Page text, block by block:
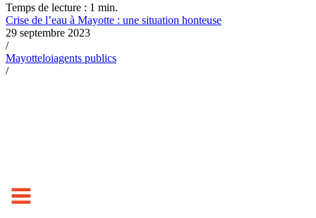
Temps de lecture : 1 min.
Crise de l’eau à Mayotte : une situation honteuse
29 septembre 2023
/
Mayotteloiagents publics
/